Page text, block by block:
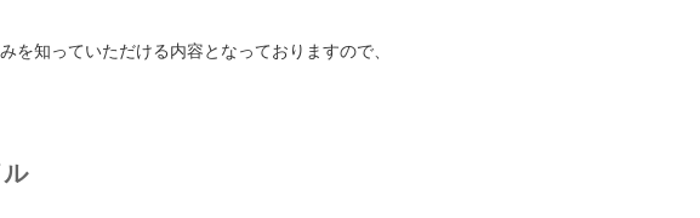
を知っていただける内容となっておりますので、